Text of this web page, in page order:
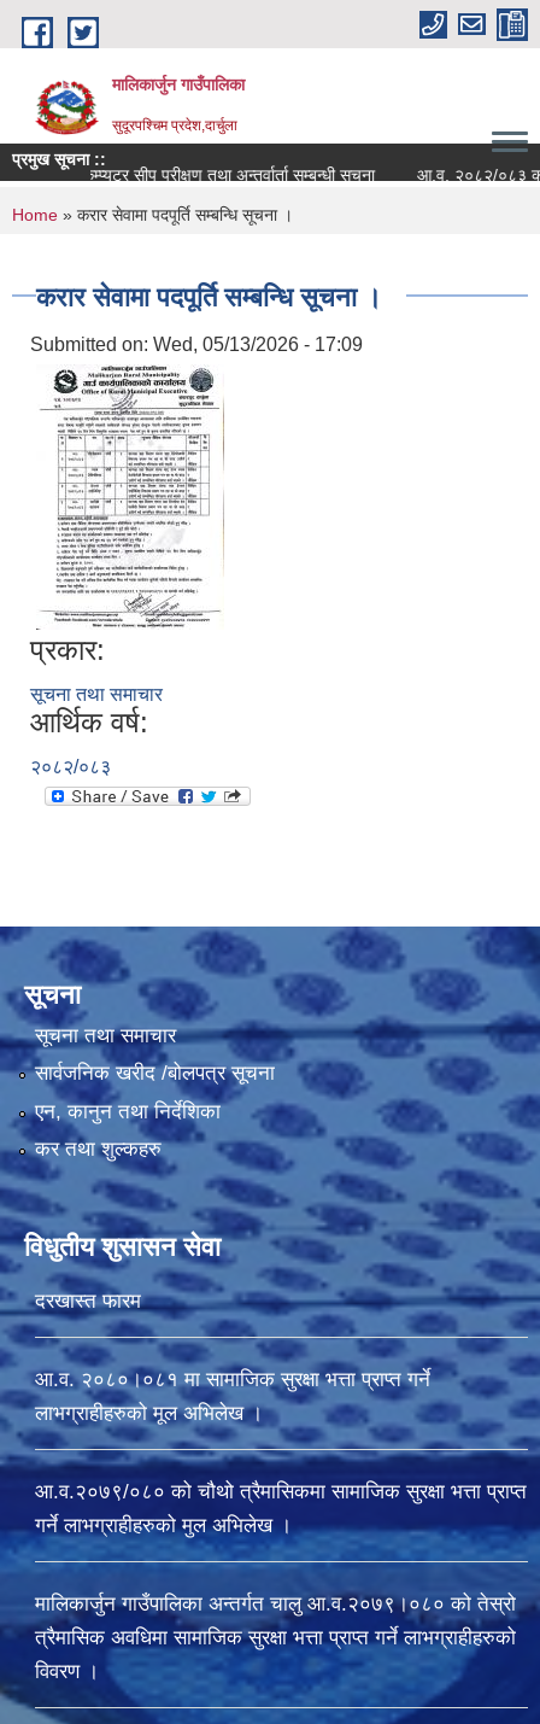
Skip to main content
मालिकार्जुन गाउँपालिका
सुदूरपश्चिम प्रदेश,दार्चुला
प्रमुख सूचना ::
कम्प्युटर सीप परीक्षण तथा अन्तर्वार्ता सम्बन्धी सूचना
आ.व. २०८२/०८३ को
You are here
Home » करार सेवामा पदपूर्ति सम्बन्धि सूचना ।
करार सेवामा पदपूर्ति सम्बन्धि सूचना ।
Submitted on: Wed, 05/13/2026 - 17:09
प्रकार:
सूचना तथा समाचार
आर्थिक वर्ष:
२०८२/०८३
सूचना
सूचना तथा समाचार
सार्वजनिक खरीद /बोलपत्र सूचना
एन, कानुन तथा निर्देशिका
कर तथा शुल्कहरु
विधुतीय शुसासन सेवा
दरखास्त फारम
आ.व. २०८०।०८१ मा सामाजिक सुरक्षा भत्ता प्राप्त गर्ने
लाभग्राहीहरुको मूल अभिलेख ।
आ.व.२०७९/०८० को चौथो त्रैमासिकमा सामाजिक सुरक्षा भत्ता प्राप्त
गर्ने लाभग्राहीहरुको मुल अभिलेख ।
मालिकार्जुन गाउँपालिका अन्तर्गत चालु आ‍.व.२०७९।०८० को तेस्रो
त्रैमासिक अवधिमा सामाजिक सुरक्षा भत्ता प्राप्त गर्ने लाभग्राहीहरुको
विवरण ।